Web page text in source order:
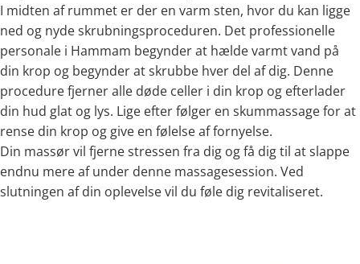
I midten af rummet er der en varm sten, hvor du kan ligge
ned og nyde skrubningsproceduren. Det professionelle
personale i Hammam begynder at hælde varmt vand på
din krop og begynder at skrubbe hver del af dig. Denne
procedure fjerner alle døde celler i din krop og efterlader
din hud glat og lys. Lige efter følger en skummassage for at
rense din krop og give en følelse af fornyelse.
Din massør vil fjerne stressen fra dig og få dig til at slappe
endnu mere af under denne massagesession. Ved
slutningen af din oplevelse vil du føle dig revitaliseret.